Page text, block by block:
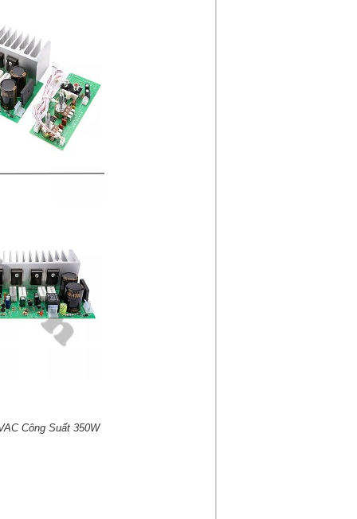
Công Suất 350W